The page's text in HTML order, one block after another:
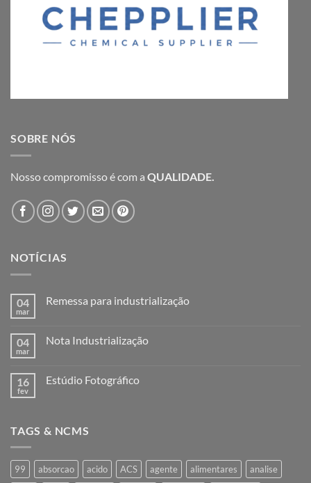
SOBRE NÓS
Nosso compromisso é com a QUALIDADE.
NOTÍCIAS
04
mar
Remessa para industrialização
Remessa
04
mar
Nota Industrialização
Nota
16
fev
Estúdio Fotográfico
Fotográfico
TAGS & NCMS
99 absorcao acido ACS agente alimentares analise